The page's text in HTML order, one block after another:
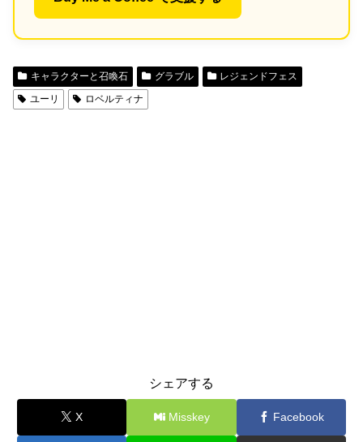
キャラクターと召喚石 グラブル
レジェンドフェス
ユーリ
ロベルティナ
シェアする
X Misskey Facebook